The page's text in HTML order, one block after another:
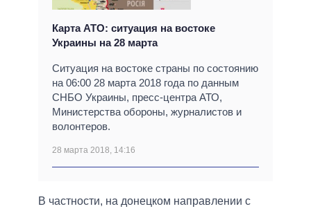
Карта АТО: ситуация на востоке
Украины на 28 марта
Ситуация на востоке страны по состоянию
на 06:00 28 марта 2018 года по данным
СНБО Украины, пресс-центра АТО,
Министерства обороны, журналистов и
волонтеров.
28 марта 2018, 14:16
В частности, на донецком направлении с